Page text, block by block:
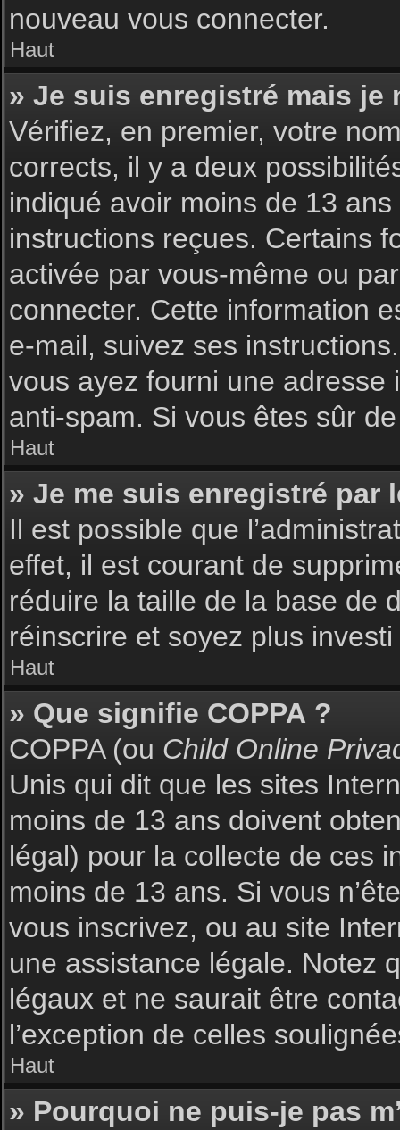
nouveau vous connecter.
Haut
» Je suis enregistré mais je
Vérifiez, en premier, votre
corrects, il y a deux
indiqué avoir moins de 13
instructions reçues. Certains
activée par vous-même ou
connecter. Cette information
e-mail, suivez ses
vous ayez fourni une adresse
anti-spam. Si vous êtes sûr
Haut
» Je me suis enregistré par
Il est possible que
effet, il est courant de
réduire la taille de la base de
réinscrire et soyez plus
Haut
» Que signifie COPPA ?
COPPA (ou Child Online
Unis qui dit que les sites
moins de 13 ans doivent
légal) pour la collecte de ces
moins de 13 ans. Si vous
vous inscrivez, ou au site
une assistance légale. Notez
légaux et ne saurait être
l’exception de celles
Haut
» Pourquoi ne puis-je pas